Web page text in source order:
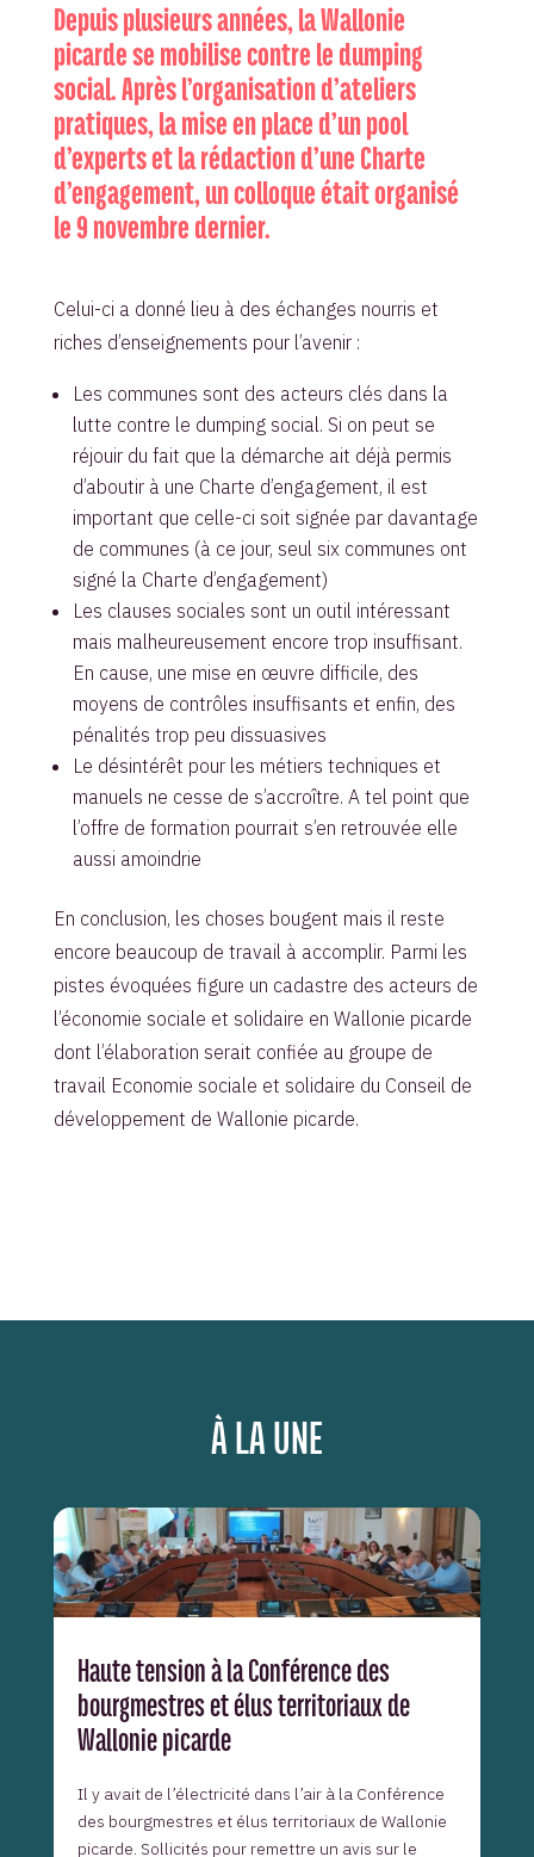
Depuis plusieurs années, la Wallonie
picarde se mobilise contre le dumping
social. Après l’organisation d’ateliers
pratiques, la mise en place d’un pool
d’experts et la rédaction d’une Charte
d’engagement, un colloque était organisé
le 9 novembre dernier.
Celui-ci a donné lieu à des échanges nourris et
riches d’enseignements pour l’avenir :
Les communes sont des acteurs clés dans la
lutte contre le dumping social. Si on peut se
réjouir du fait que la démarche ait déjà permis
d’aboutir à une Charte d’engagement, il est
important que celle-ci soit signée par davantage
de communes (à ce jour, seul six communes ont
signé la Charte d’engagement)
Les clauses sociales sont un outil intéressant
mais malheureusement encore trop insuffisant.
En cause, une mise en œuvre difficile, des
moyens de contrôles insuffisants et enfin, des
pénalités trop peu dissuasives
Le désintérêt pour les métiers techniques et
manuels ne cesse de s’accroître. A tel point que
l’offre de formation pourrait s’en retrouvée elle
aussi amoindrie
En conclusion, les choses bougent mais il reste
encore beaucoup de travail à accomplir. Parmi les
pistes évoquées figure un cadastre des acteurs de
l’économie sociale et solidaire en Wallonie picarde
dont l’élaboration serait confiée au groupe de
travail Economie sociale et solidaire du Conseil de
développement de Wallonie picarde.
À LA UNE
Haute tension à la Conférence des
bourgmestres et élus territoriaux de
Wallonie picarde
Il y avait de l’électricité dans l’air à la Conférence
des bourgmestres et élus territoriaux de Wallonie
picarde. Sollicités pour remettre un avis sur le